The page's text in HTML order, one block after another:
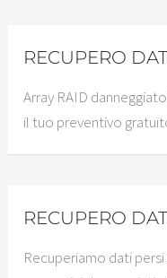
RECUPERO
Array RAID
il tuo preventivo
RECUPERO
Recuperiamo dati